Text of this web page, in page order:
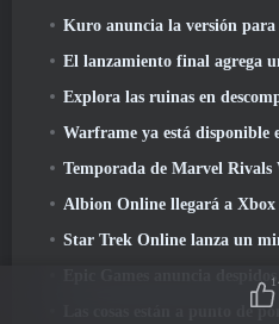
Kuro anuncia la versión
El lanzamiento final agrega un poco de
Explora las ruinas en descomposición del "Imperio
Warframe ya está disponible en Nintendo Switch 2,
Temporada de Marvel
Albion Online llegará a
Star Trek Online lanza un minidocumental sobre los
Epic Games anuncia despidos de más de 1000
Las cosas están a punto de ponerse eléctricas en